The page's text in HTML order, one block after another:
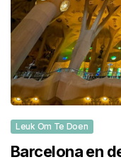
Leuk Om Te Doen
Barcelona en